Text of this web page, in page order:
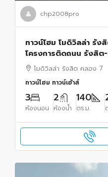
chp2008pro
ทาวน์โฮม โมดิวิลล่า รั
โครงการติดถนน รังสิต
โมดิวิลล่า รังสิต คลอง 7
ทาวน์โฮม ทาวน์เฮ้าส์
3
ห้องนอน
2
ห้องน้ำ
140
ตร.ม.